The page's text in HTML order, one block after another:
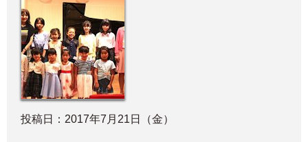
投稿日：2017年7月21日（金）